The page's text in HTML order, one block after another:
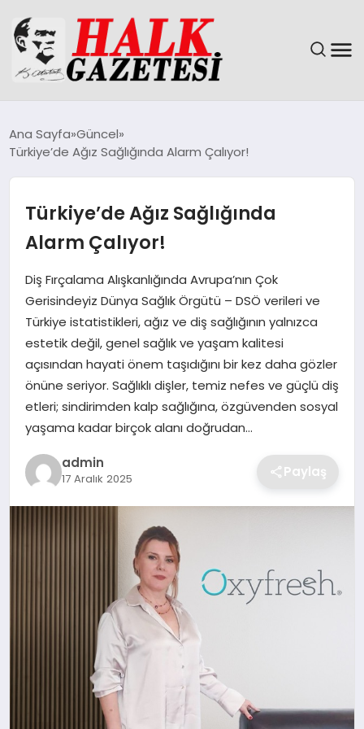
DÜNYA
EĞITIM
EKONOMI
MAGAZIN
SAĞLIK
SIYASET
TEKNOLOJI
Ana Sayfa Güncel
Türkiye’de Ağız Sağlığında Alarm Çalıyor!
Türkiye’de Ağız Sağlığında
Alarm Çalıyor!
Diş Fırçalama Alışkanlığında Avrupa’nın Çok
Gerisindeyiz Dünya Sağlık Örgütü – DSÖ verileri ve
Türkiye istatistikleri, ağız ve diş sağlığının yalnızca
estetik değil, genel sağlık ve yaşam kalitesi
açısından hayati önem taşıdığını bir kez daha gözler
önüne seriyor. Sağlıklı dişler, temiz nefes ve güçlü diş
etleri; sindirimden kalp sağlığına, özgüvenden sosyal
yaşama kadar birçok alanı doğrudan…
admin
17 Aralık 2025 Paylaş